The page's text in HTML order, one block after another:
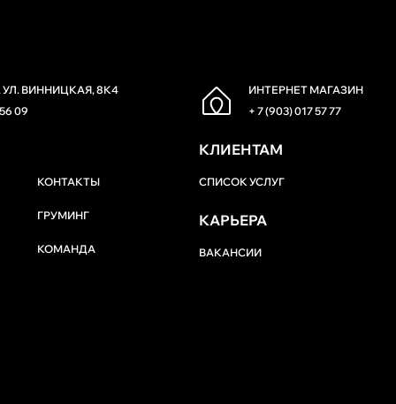
ВИННИЦКАЯ, 8К4
09
ИНТЕРНЕТ МАГАЗИН
+ 7 (903) 017 57 77
КОНТАКТЫ
ГРУМИНГ
КОМАНДА
КЛИЕНТАМ
СПИСОК УСЛУГ
КАРЬЕРА
ВАКАНСИИ